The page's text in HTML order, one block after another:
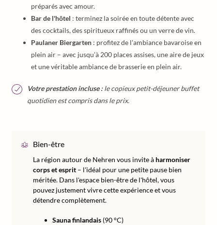
préparés avec amour.
Bar de l'hôtel : terminez la soirée en toute détente avec
des cocktails, des spiritueux raffinés ou un verre de vin.
Paulaner Biergarten : profitez de l'ambiance bavaroise en
plein air – avec jusqu'à 200 places assises, une aire de jeux
et une véritable ambiance de brasserie en plein air.
Votre prestation incluse :le copieux petit-déjeuner buffet
quotidien est compris dans le prix.
Bien-être
La région autour de Nehren vous invite à harmoniser
corps et esprit – l'idéal pour une petite pause bien
méritée. Dans l'espace bien-être de l'hôtel, vous
pouvez justement vivre cette expérience et vous
détendre complètement.
Sauna finlandais (90 °C)